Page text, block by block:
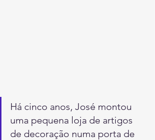
Há cinco anos, José montou
uma pequena loja de artigos
de decoração numa porta de